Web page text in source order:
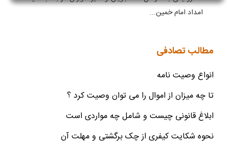
امداد امام خمین...
مطالب تصادفی
انواع وصیت نامه
تا چه میزان از اموال را می توان وصیت کرد ؟
ابلاغ قانونی چیست و شامل چه مواردی است
نحوه شکایت کیفری از چک برگشتی و مهلت آن